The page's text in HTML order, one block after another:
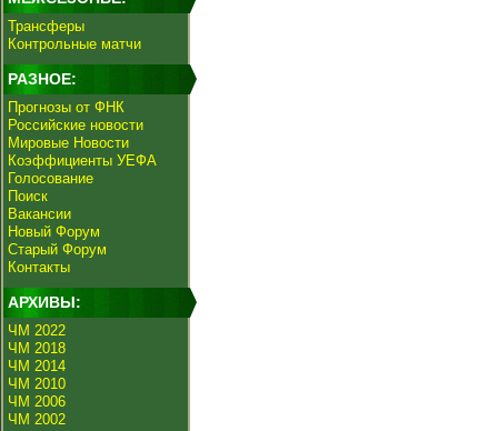
Трансферы
Контрольные матчи
РАЗНОЕ:
Прогнозы от ФНК
Российские новости
Мировые Новости
Коэффициенты УЕФА
Голосование
Поиск
Вакансии
Новый Форум
Старый Форум
Контакты
АРХИВЫ:
ЧМ 2022
ЧМ 2018
ЧМ 2014
ЧМ 2010
ЧМ 2006
ЧМ 2002